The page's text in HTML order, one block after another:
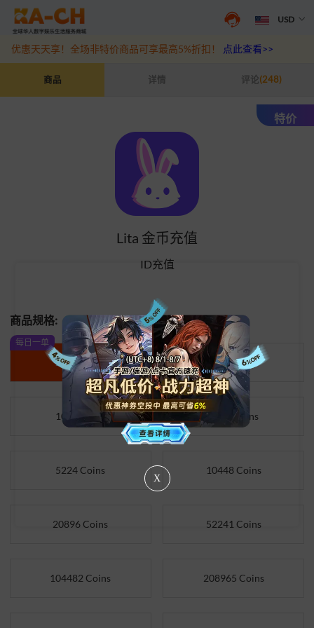
USD
游戏充值福利来袭，王者、和平精英、原神等热门游戏充值折扣最高
优惠天天享！全场非特价商品可享最高5%折扣！ 点此查看>>
商品 详情 评论(248)
特价
Lita 金币充值
ID充值
商品规格:
2090 Coins
每日一单
522 Coins
1045 Coins 2090 Coins
5224 Coins 10448 Coins
20896 Coins 52241 Coins
104482 Coins 208965 Coins
X